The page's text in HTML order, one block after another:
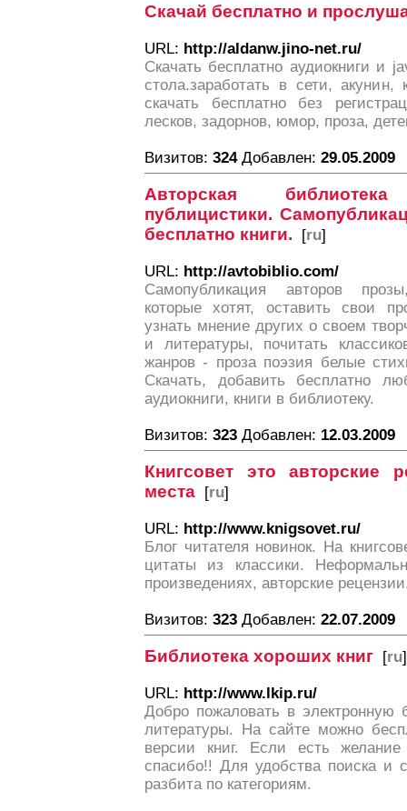
Скачай бесплатно и
URL: http://aldanw.jino-net.ru/
Скачать бесплатно аудиокниги и
стола.заработать в сети, акунин,
скачать бесплатно без
лесков, задорнов, юмор, проза,
Визитов: 324Добавлен: 29.05.2009
Авторская
публицистики.
бесплатно книги. [ru]
URL: http://avtobiblio.com/
Самопубликация авторов
которые хотят, оставить свои
узнать мнение других о своем
и литературы, почитать
жанров - проза поэзия белые
Скачать, добавить бесплатно
аудиокниги, книги в библиотеку.
Визитов: 323 Добавлен: 12.03.2009
Книгсовет это авторские
места [ru]
URL: http://www.knigsovet.ru/
Блог читателя новинок. На
цитаты из классики.
произведениях, авторские
Визитов: 323 Добавлен: 22.07.2009
Библиотека хороших книг [ru]
URL: http://www.lkip.ru/
Добро пожаловать в электронную
литературы. На сайте можно
версии книг. Если есть
спасибо!! Для удобства поиска и
разбита по категориям.